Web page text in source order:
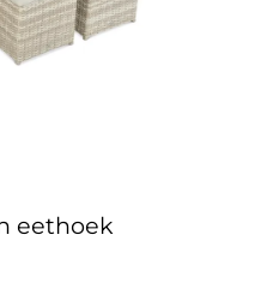
eethoek